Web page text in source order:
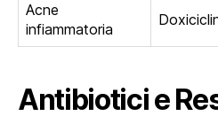
Acne
infiammatoria
Antibiotici e